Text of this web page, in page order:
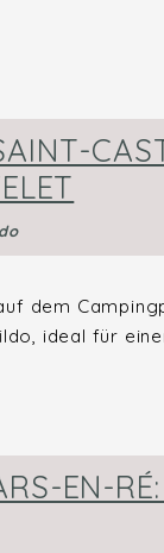
dem
ideal für
EN-RÉ: